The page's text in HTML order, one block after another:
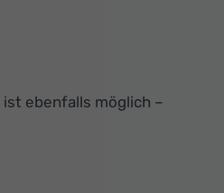
ist ebenfalls möglich –